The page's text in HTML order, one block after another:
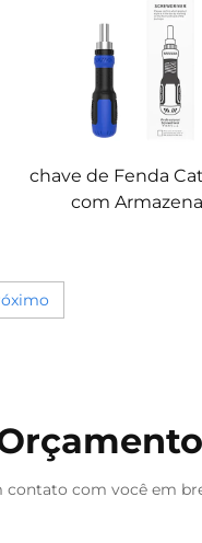
chave de Fenda
com
contato com você em